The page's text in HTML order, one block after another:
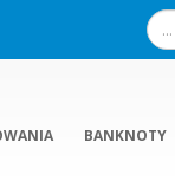
BANKNOTY